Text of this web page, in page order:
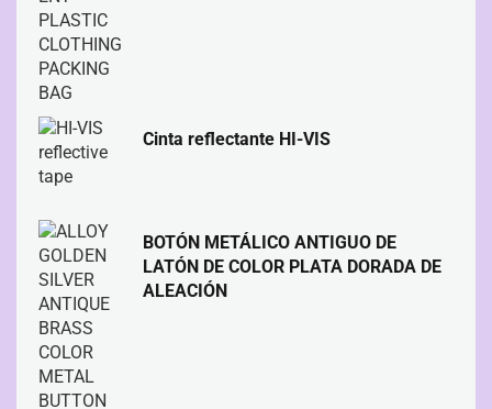
Cinta reflectante HI-VIS
BOTÓN METÁLICO ANTIGUO DE
LATÓN DE COLOR PLATA DORADA DE
ALEACIÓN